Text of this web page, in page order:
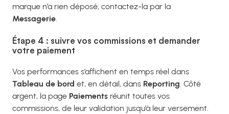
marque n’a rien déposé, contactez-la par la
Messagerie.
Étape 4 : suivre vos commissions et demander
votre paiement
Vos performances s’affichent en temps réel dans
Tableau de bord et, en détail, dans Reporting . Côté
argent, la page Paiements réunit toutes vos
commissions, de leur validation jusqu’à leur versement.